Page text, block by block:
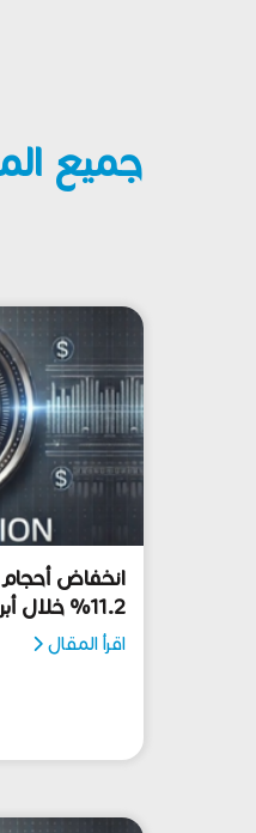
جميع
انخفاض
11.2% خلال أبريل 2015
اقرأ المقال